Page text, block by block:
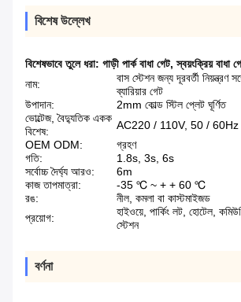
বিশেষ উল্লেখ
বিশেষভাবে তুলে ধরা: গাড়ী পার্ক বাধা গেট,স্বয়ংক্রিয় বাধা
নাম:
বাস স্টেশন জন্য দূরবর্তী নিয়ন্ত্রণ
ব্যারিয়ার গেট
উপাদান:
2mm কোল্ড স্টিল প্লেট ঘূর্ণিত
ভোল্টেজ, বৈদ্যুতিক একক
বিশেষ:
AC220 / 110V, 50 / 60Hz
OEM ODM:
গ্রহণ
গতি:
1.8s, 3s, 6s
সর্বোচ্চ দৈর্ঘ্য আরও:
6m
কাজ তাপমাত্রা:
-35 ℃ ~ + + 60 ℃
রঙ:
নীল, কমলা বা কাস্টমাইজড
প্রয়োগ:
হাইওয়ে, পার্কিং লট, হোটেল,
স্টেশন
বর্ণনা